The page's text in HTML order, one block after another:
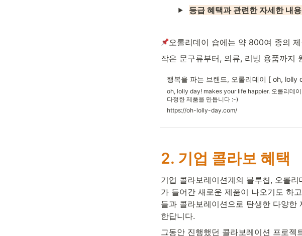
등급 혜택과 관련한 자세한 내
오롤리데이 숍에는 약 800여 종의
작은 문구류부터, 의류, 리빙 용품까지
행복을 파는 브랜드, 오롤리데이 [ oh, lolly
oh, lolly day! makes your life happier. 오롤리데
다정한 제품을 만듭니다 :-)
https://oh-lolly-day.com/
2. 기업 콜라보 혜택
기업 콜라보레이션계의 블루칩, 오롤
가 들어간 새로운 제품이 나오기도 하
들과 콜라보레이션으로 탄생한 다양
한답니다.
그동안 진행했던 콜라보레이션 프로